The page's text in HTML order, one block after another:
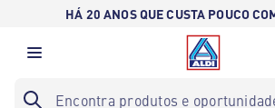
HÁ 20 ANOS QUE CUSTA POUCO